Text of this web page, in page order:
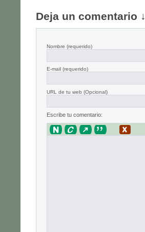
Deja un comentario ↓
Nombre (requerido)
E-mail (requerido)
URL de tu web (Opcional)
Escribe tu comentario: